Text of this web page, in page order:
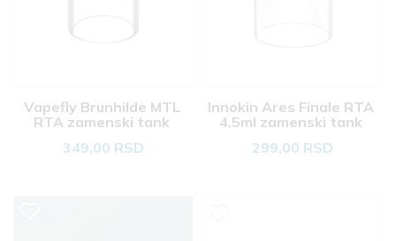
Vapefly Brunhilde MTL
RTA zamenski tank
349,00 RSD
Innokin Ares Finale RTA
4.5ml zamenski tank
299,00 RSD